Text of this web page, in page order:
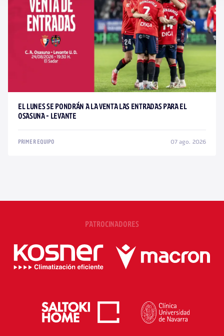
EL LUNES SE PONDRÁN A LA VENTA LAS ENTRADAS PARA EL
OSASUNA - LEVANTE
PRIMER EQUIPO 07 ago. 2026
PATROCINADORES